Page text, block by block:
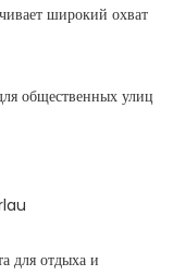
широкий охват
для отдыха и